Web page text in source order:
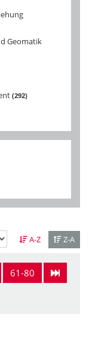
Geomatik
292
A-Z Z-A
61-80